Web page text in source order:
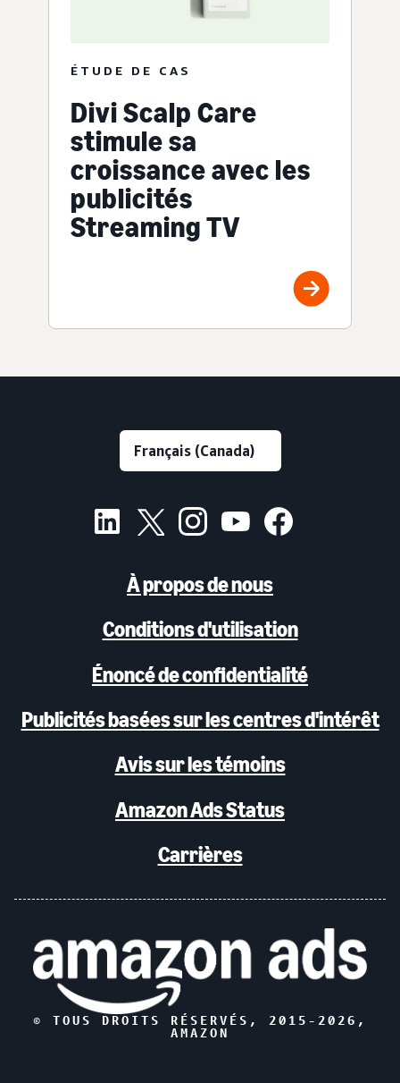
ÉTUDE DE CAS
Divi Scalp Care
stimule sa
croissance avec les
publicités
Streaming TV
À propos de nous
Conditions d'utilisation
Énoncé de confidentialité
Publicités basées sur les centres d'intérêt
Avis sur les témoins
Amazon Ads Status
Carrières
© TOUS DROITS RÉSERVÉS, 2015- 2026 ,
AMAZON